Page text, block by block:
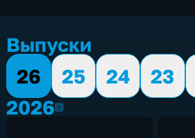
Выпуски
26
25 24 23
20262026